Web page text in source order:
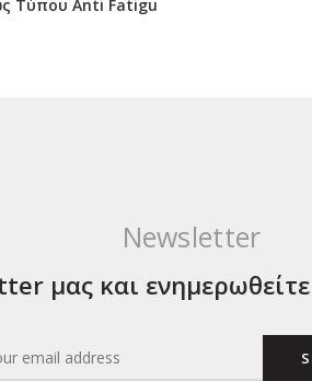
Τύπου Anti Fatigu
Newsletter
μας και